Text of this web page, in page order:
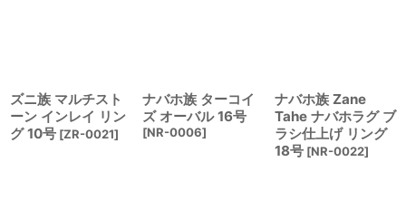
ズニ族 マルチスト
ーン インレイ リン
グ 10号 [ZR-0021]
ナバホ族 ターコイ
ズ オーバル 16号
[NR-0006]
ナバホ族 Zane
Tahe ナバホラグ ブ
ラシ仕上げ リング
18号 [NR-0022]